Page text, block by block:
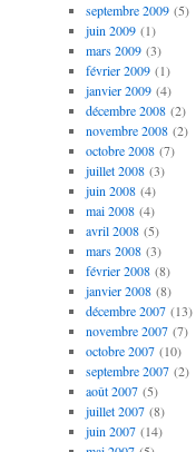
septembre 2009(5)
juin 2009(1)
mars 2009(3)
février 2009(1)
janvier 2009(4)
décembre 2008(2)
novembre 2008(2)
octobre 2008(7)
juillet 2008(3)
juin 2008(4)
mai 2008(4)
avril 2008(5)
mars 2008(3)
février 2008(8)
janvier 2008(8)
décembre 2007(13)
novembre 2007(7)
octobre 2007(10)
septembre 2007(2)
août 2007(5)
juillet 2007(8)
juin 2007(14)